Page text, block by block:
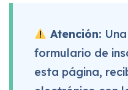
Atención:
formulario de
esta página,